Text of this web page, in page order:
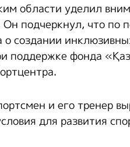
области уделил
подчеркнул, что по
создании
поддержке фонда
и его тренер
для развития